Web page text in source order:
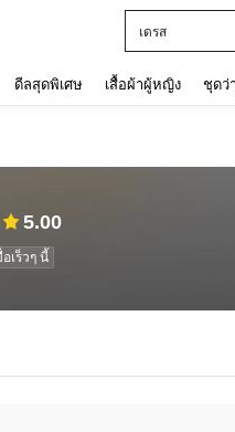
เดรส
ดีลสุดพิเศษ เสื้อผ้าผู้หญิง ชุดว่
5.00
เร็วๆ นี้